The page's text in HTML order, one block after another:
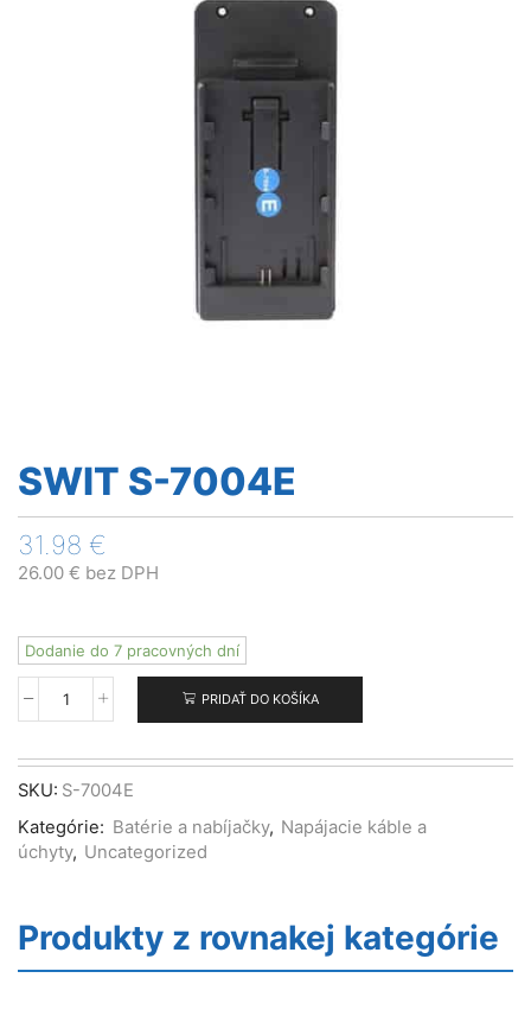
SWIT S-7004E
31.98 €
26.00 € bez DPH
Dodanie do 7 pracovných dní
množstvo
S-
7004E
PRIDAŤ DO KOŠÍKA
SKU: S-7004E
Kategórie: Batérie a nabíjačky, Napájacie káble a
úchyty, Uncategorized
Produkty z rovnakej kategórie